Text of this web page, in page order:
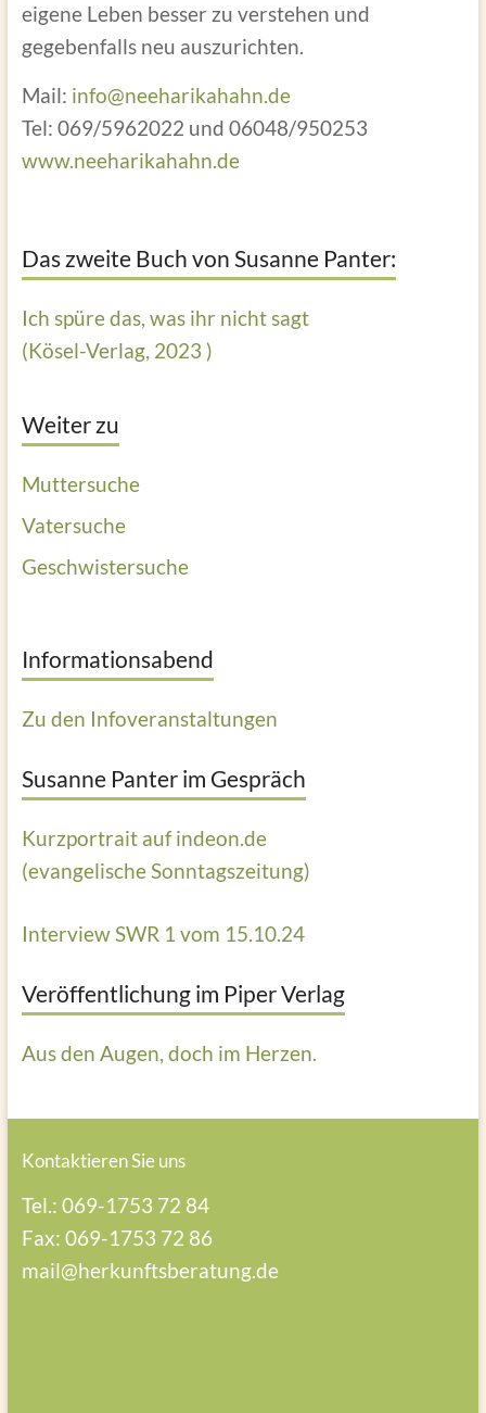
eigene Leben besser zu verstehen und
gegebenfalls neu auszurichten.
Mail: info@neeharikahahn.de
Tel: 069/5962022 und 06048/950253
www.neeharikahahn.de
Das zweite Buch von Susanne Panter:
Ich spüre das, was ihr nicht sagt
(Kösel-Verlag, 2023 )
Weiter zu
Muttersuche
Vatersuche
Geschwistersuche
Informationsabend
Zu den Infoveranstaltungen
Susanne Panter im Gespräch
Kurzportrait auf indeon.de
(evangelische Sonntagszeitung)
Interview SWR 1 vom 15.10.24
Veröffentlichung im Piper Verlag
Aus den Augen, doch im Herzen.
Kontaktieren Sie uns
Tel.: 069-1753 72 84
Fax: 069-1753 72 86
mail@herkunftsberatung.de